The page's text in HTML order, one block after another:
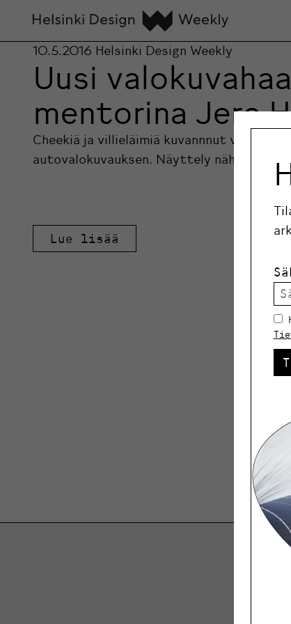
10.5.2016 Helsinki Design Weekly
Uusi
mentorina Jere
Cheekiä ja villieläimiä kuvannnut
autovalokuvauksen. Näyttely nähdään
Lue lisää